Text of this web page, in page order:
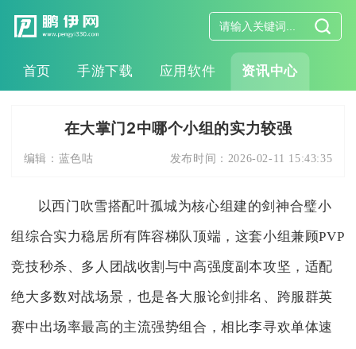
首页 手游下载 应用软件 资讯中心
在大掌门2中哪个小组的实力较强
编辑： 蓝色咕 发布时间： 2026-02-11 15:43:35
以西门吹雪搭配叶孤城为核心组建的剑神合璧小
组综合实力稳居所有阵容梯队顶端，这套小组兼顾PVP
竞技秒杀、多人团战收割与中高强度副本攻坚，适配
绝大多数对战场景，也是各大服论剑排名、跨服群英
赛中出场率最高的主流强势组合，相比李寻欢单体速